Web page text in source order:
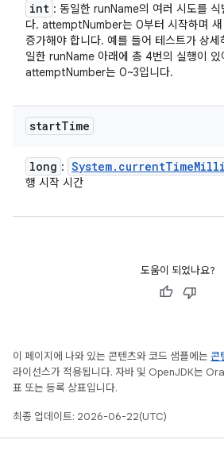
int : 동일한 runName의 여러 시도를 식
다. attemptNumber는 0부터 시작하며 새
증가해야 합니다. 예를 들어 테스트가 상
일한 runName 아래에 총 4번의 실행이 있
attemptNumber는 0~3입니다.
startTime
long : System. currentTime
행 시작 시간
도움이 되었나요?
이 페이지에 나와 있는 콘텐츠와 코드 샘플에는 콘
라이선스가 적용됩니다. 자바 및 OpenJDK는
표 또는 등록 상표입니다.
최종 업데이트: 2026-06-22(UTC)